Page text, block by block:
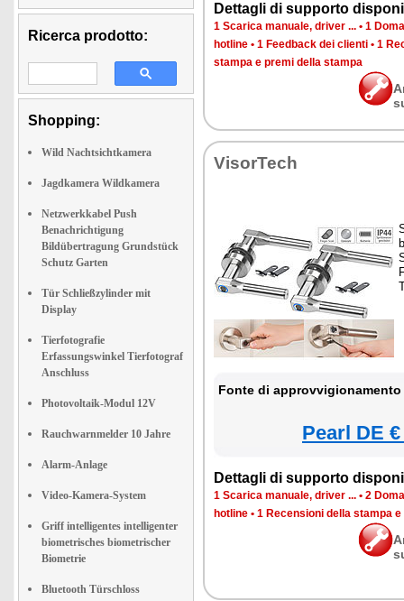
Ricerca prodotto:
Shopping:
Wild Nachtsichtkamera
Jagdkamera Wildkamera
Netzwerkkabel Push
Benachrichtigung
Bildübertragung Grundstück
Schutz Garten
Tür Schließzylinder mit
Display
Tierfotografie
Erfassungswinkel Tierfotograf
Anschluss
Photovoltaik-Modul 12V
Rauchwarnmelder 10 Jahre
Alarm-Anlage
Video-Kamera-System
Griff intelligentes intelligenter
biometrisches biometrischer
Biometrie
Bluetooth Türschloss
Dettagli di supporto
1 Scarica manuale, driver ... • 1
hotline • 1 Feedback dei clienti • 1
stampa e premi della stampa
VisorTech
Fonte di
Pearl DE
Dettagli di supporto
1 Scarica manuale, driver ... • 2
hotline • 1 Recensioni della stampa